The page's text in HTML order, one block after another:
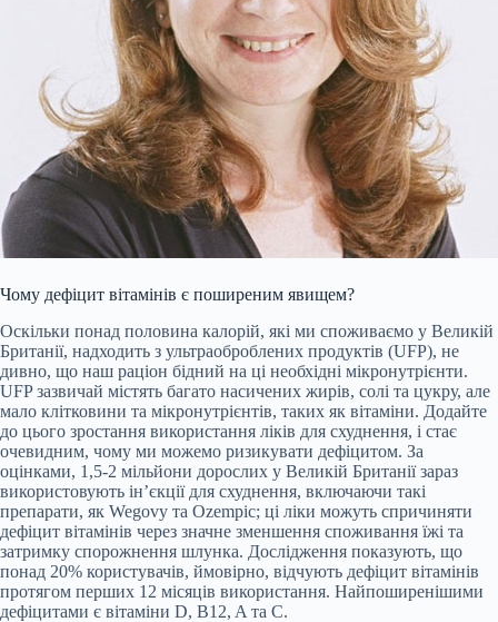
Чому дефіцит вітамінів є поширеним явищем?
Оскільки понад половина калорій, які ми споживаємо у Великій
Британії, надходить з ультраоброблених продуктів (UFP), не
дивно, що наш раціон бідний на ці необхідні мікронутрієнти.
UFP зазвичай містять багато насичених жирів, солі та цукру, але
мало клітковини та мікронутрієнтів, таких як вітаміни. Додайте
до цього зростання використання ліків для схуднення, і стає
очевидним, чому ми можемо ризикувати дефіцитом. За
оцінками, 1,5-2 мільйони дорослих у Великій Британії зараз
використовують ін’єкції для схуднення, включаючи такі
препарати, як Wegovy та Ozempic; ці ліки можуть спричиняти
дефіцит вітамінів через значне зменшення споживання їжі та
затримку спорожнення шлунка. Дослідження показують, що
понад 20% користувачів, ймовірно, відчують дефіцит вітамінів
протягом перших 12 місяців використання. Найпоширенішими
дефіцитами є вітаміни D, B12, A та C.